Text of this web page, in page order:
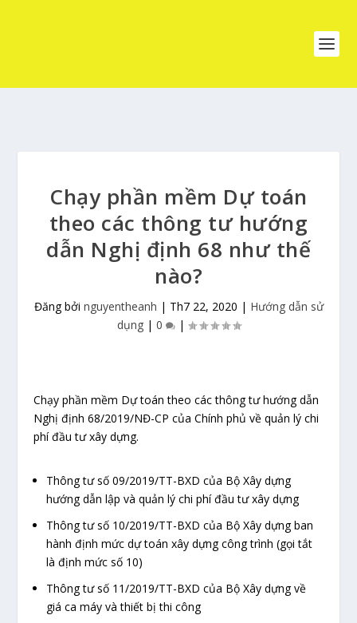
Chạy phần mềm Dự toán
theo các thông tư hướng
dẫn Nghị định 68 như thế
nào?
Đăng bởi nguyentheanh | Th7 22, 2020 | Hướng dẫn sử
dụng| 0 |
Chạy phần mềm Dự toán theo các thông tư hướng dẫn
Nghị định 68/2019/NĐ-CP của Chính phủ về quản lý chi
phí đầu tư xây dựng.
Thông tư số 09/2019/TT-BXD của Bộ Xây dựng
hướng dẫn lập và quản lý chi phí đầu tư xây dựng
Thông tư số 10/2019/TT-BXD của Bộ Xây dựng ban
hành định mức dự toán xây dựng công trình (gọi tắt
là định mức số 10)
Thông tư số 11/2019/TT-BXD của Bộ Xây dựng về
giá ca máy và thiết bị thi công